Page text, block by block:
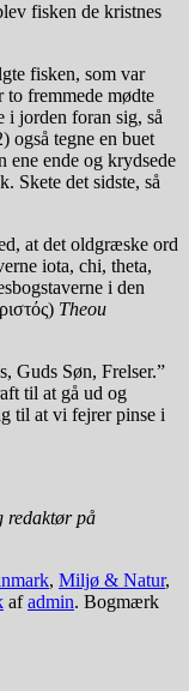
fisken de kristnes
fisken, som var
fremmede mødte
i jorden foran sig, så
også tegne en buet
ene ende og krydsede
Skete det sidste, så
at det oldgræske ord
iota, chi, theta,
i den
Theou
Guds Søn, Frelser.”
til at gå ud og
til at vi fejrer pinse i
redaktør på
, Miljø & Natur,
afadmin. Bogmærk